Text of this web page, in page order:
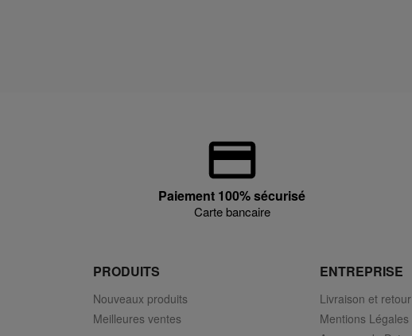
Paiement 100% sécurisé
Carte bancaire
PRODUITS
Nouveaux produits
Meilleures ventes
ENTREPRISE
Livraison et retour
Mentions Légales